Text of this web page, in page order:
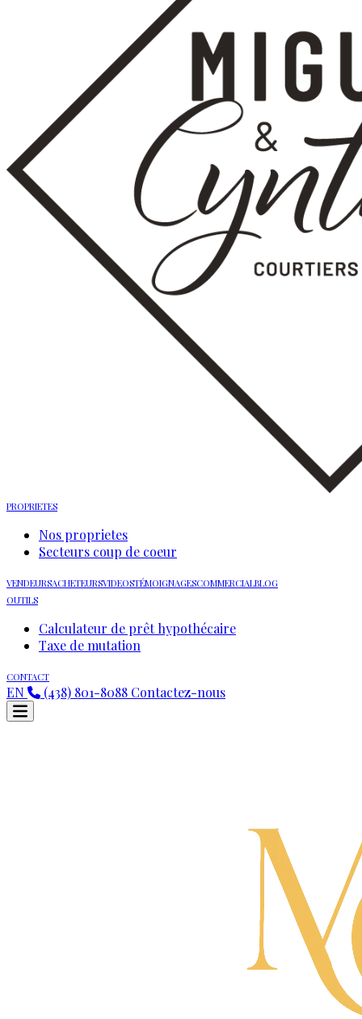
PROPRIETES
Nos proprietes
Secteurs coup de coeur
VENDEURSACHETEURSVIDEOSTÉMOIGNAGESCOMMERCIALBLOG
OUTILS
Calculateur de prêt hypothécaire
Taxe de mutation
CONTACT
EN (438) 801-8088 Contactez-nous